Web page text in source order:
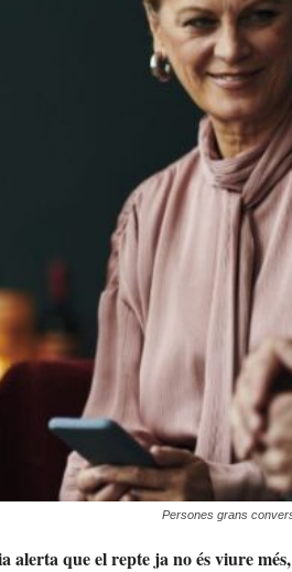
Persones grans
alerta que el repte ja no és viure